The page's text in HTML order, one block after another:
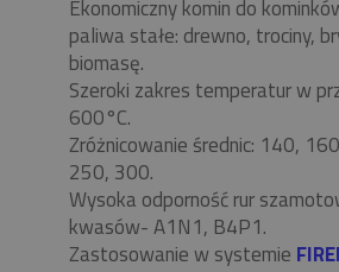
Ekonomiczny komin do
paliwa stałe: drewno, trociny,
biomasę.
Szeroki zakres temperatur w
600°C.
Zróżnicowanie średnic: 140,
250, 300.
Wysoka odporność rur
kwasów- A1N1, B4P1.
Zastosowanie w systemie